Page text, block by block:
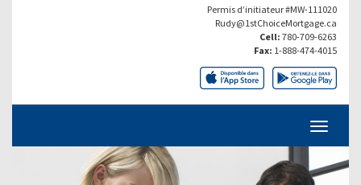
Permis d’initiateur #MW-111020
Rudy@1stChoiceMortgage.ca
Cell: 780-709-6263
Fax: 1-888-474-4015